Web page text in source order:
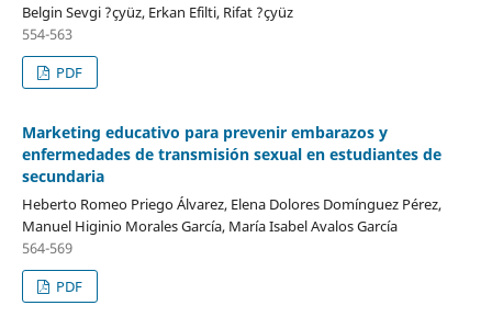
Belgin Sevgi ?çyüz, Erkan Efilti, Rifat ?çyüz
554-563
PDF
Marketing educativo para prevenir embarazos y
enfermedades de transmisión sexual en estudiantes de
secundaria
Heberto Romeo Priego Álvarez, Elena Dolores Domínguez Pérez,
Manuel Higinio Morales García, María Isabel Avalos García
564-569
PDF